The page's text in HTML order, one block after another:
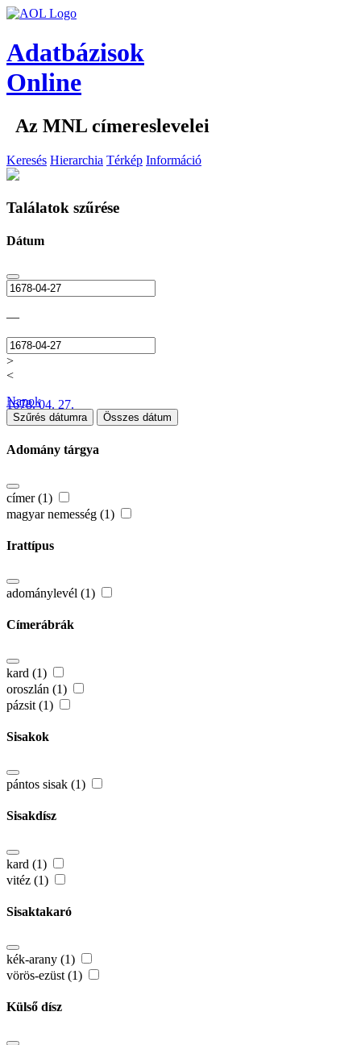
Adatbázisok
Online
Az MNL címereslevelei
Keresés Hierarchia Térkép Információ
Találatok szűrése
Dátum
—
>
<
1678. 04. 27.
Napok
Szűrés dátumra Összes dátum
Adomány tárgya
címer (1)
magyar nemesség (1)
Irattípus
adománylevél (1)
Címerábrák
kard (1)
oroszlán (1)
pázsit (1)
Sisakok
pántos sisak (1)
Sisakdísz
kard (1)
vitéz (1)
Sisaktakaró
kék-arany (1)
vörös-ezüst (1)
Külső dísz